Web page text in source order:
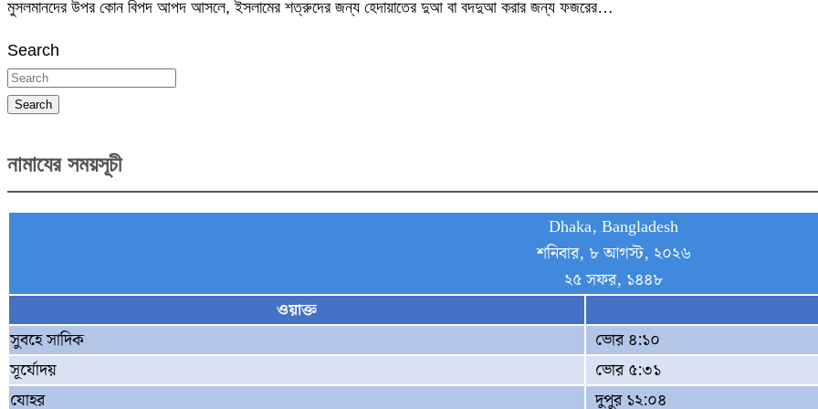
মুসলমানদের উপর কোন বিপদ আপদ আসলে, ইসলামের শত্রুদের জন্য হেদায়াতের দুআ বা বদদুআ করার জন্য ফজরের…
Search
Search
নামাযের সময়সূচী
Dhaka, Bangladesh
শনিবার, ৮ আগস্ট, ২০২৬
২৫ সফর, ১৪৪৮
ওয়াক্ত
সুবহে সাদিক
ভোর ৪:১০
সূর্যোদয়
ভোর ৫:৩১
যোহর
দুপুর ১২:০৪